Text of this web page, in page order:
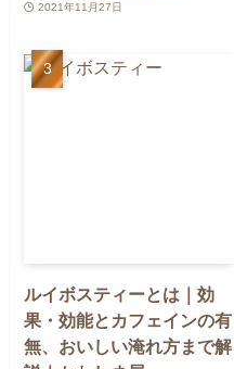
2021年11月27日
ルイボスティーとは｜効
果・効能とカフェインの有
無、おいしい淹れ方まで解